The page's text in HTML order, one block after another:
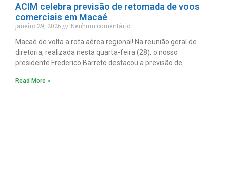
ACIM celebra previsão de retomada de voos
comerciais em Macaé
janeiro 29, 2026
Nenhum comentário
Macaé de volta a rota aérea regional! Na reunião geral de
diretoria, realizada nesta quarta-feira (28), o nosso
presidente Frederico Barreto destacou a previsão de
Read More »